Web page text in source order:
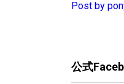
Post by
公式